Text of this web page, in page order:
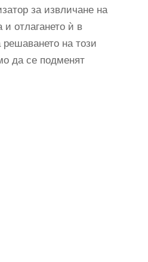
за извличане на
и отлагането ѝ в
на този
да се подменят